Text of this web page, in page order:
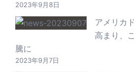
2023年9月8日
アメリカ
高まり、
騰に
2023年9月7日